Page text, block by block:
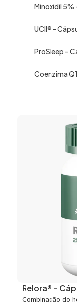
Minoxidil 5%
UCII® –
ProSleep –
Coenzima
Relora® –
Combinação do